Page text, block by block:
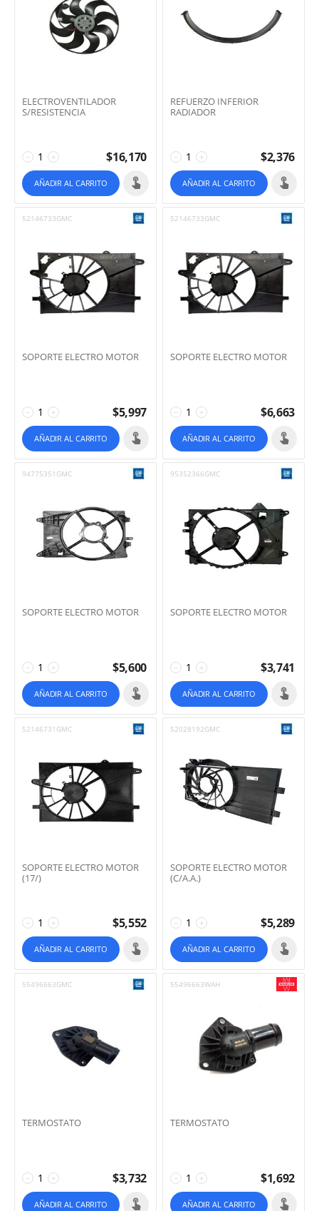
ELECTROVENTILADOR
S/RESISTENCIA
+
− $16,170
AÑADIR AL CARRITO
REFUERZO INFERIOR
RADIADOR
+
− $2,376
AÑADIR AL CARRITO
52146733GMC
SOPORTE ELECTRO MOTOR
+
− $5,997
AÑADIR AL CARRITO
52146733GMC
SOPORTE ELECTRO MOTOR
+
− $6,663
AÑADIR AL CARRITO
94775351GMC
SOPORTE ELECTRO MOTOR
+
− $5,600
AÑADIR AL CARRITO
95352366GMC
SOPORTE ELECTRO MOTOR
+
− $3,741
AÑADIR AL CARRITO
52146731GMC
SOPORTE ELECTRO MOTOR
(17/)
+
− $5,552
AÑADIR AL CARRITO
52028192GMC
SOPORTE ELECTRO MOTOR
(C/A.A.)
+
− $5,289
AÑADIR AL CARRITO
55496663GMC
TERMOSTATO
+
− $3,732
AÑADIR AL CARRITO
55496663WAH
TERMOSTATO
+
− $1,692
AÑADIR AL CARRITO